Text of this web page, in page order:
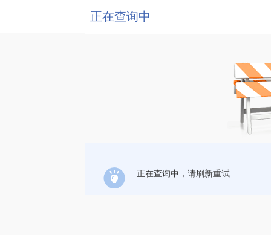
正在查询中
正在查询中，请刷新重试